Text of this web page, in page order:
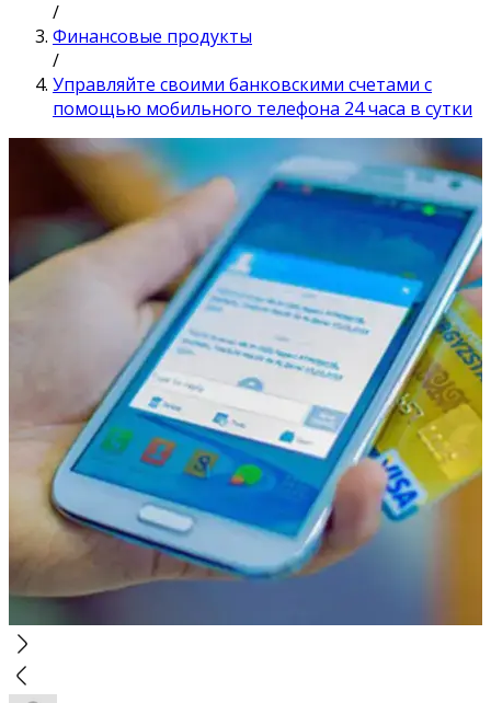
/
Финансовые продукты
/
Управляйте своими банковскими счетами с
помощью мобильного телефона 24 часа в сутки